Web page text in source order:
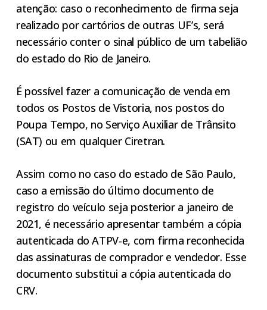
atenção: caso o reconhecimento de firma seja
realizado por cartórios de outras UF’s, será
necessário conter o sinal público de um tabelião
do estado do Rio de Janeiro.
É possível fazer a comunicação de venda em
todos os Postos de Vistoria, nos postos do
Poupa Tempo, no Serviço Auxiliar de Trânsito
(SAT) ou em qualquer Ciretran.
Assim como no caso do estado de São Paulo,
caso a emissão do último documento de
registro do veículo seja posterior a janeiro de
2021, é necessário apresentar também a cópia
autenticada do ATPV-e, com firma reconhecida
das assinaturas de comprador e vendedor. Esse
documento substitui a cópia autenticada do
CRV.